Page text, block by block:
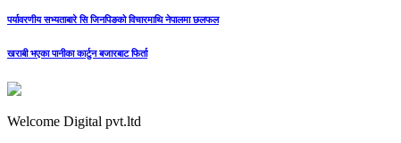
पर्यावरणीय सभ्यताबारे सि जिनपिङको विचारमाथि नेपालमा छलफल
खराबी भएका पानीका कार्टुन बजारबाट फिर्ता
Welcome Digital pvt.ltd